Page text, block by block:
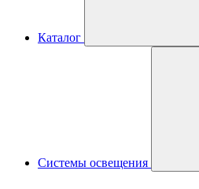
Каталог
Системы освещения